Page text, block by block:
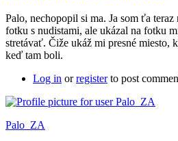
Palo, nechopopil si ma. Ja som ťa
fotku s nudistami, ale ukázal na fotku
stretávať. Čiže ukáž mi presné miesto,
keď tam boli.
Log in orregisterto post
Palo_ZA